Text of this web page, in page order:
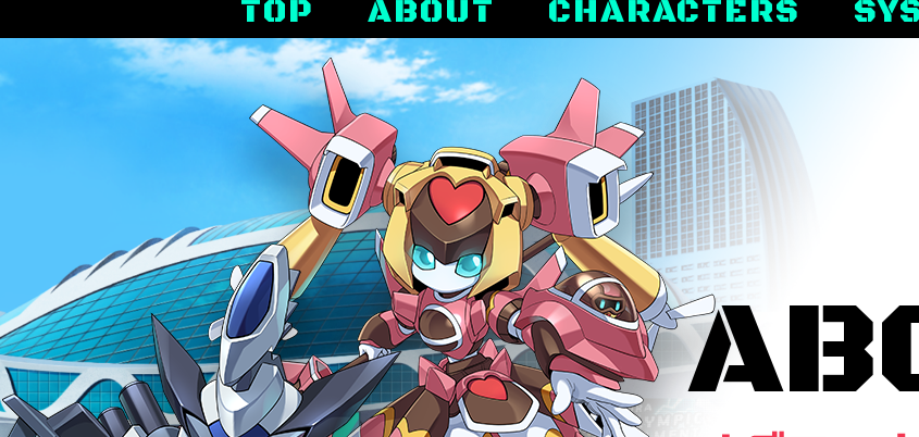
TOP ABOUT CHARACTERS